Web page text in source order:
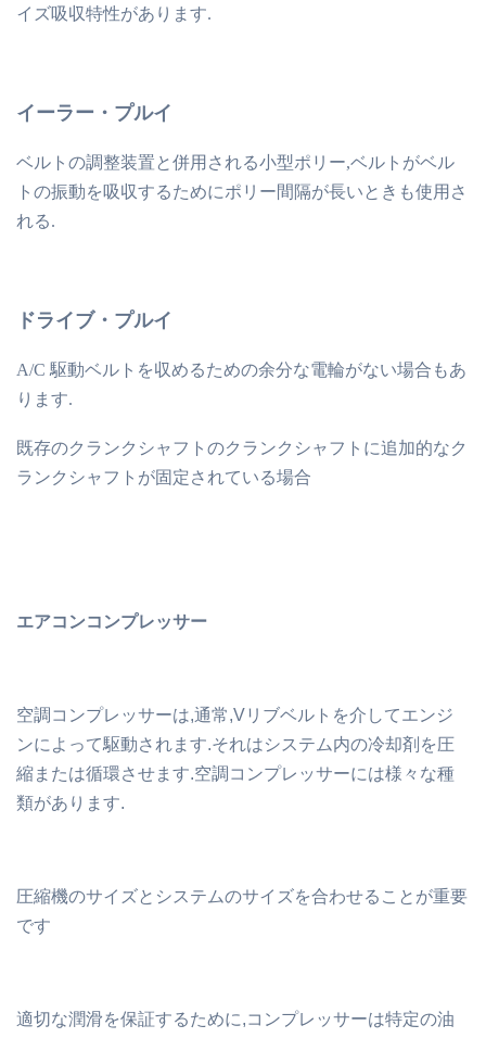
イズ吸収特性があります.
イーラー・プルイ
ベルトの調整装置と併用される小型ポリー,ベルトがベル
トの振動を吸収するためにポリー間隔が長いときも使用さ
れる.
ドライブ・プルイ
A/C 駆動ベルトを収めるための余分な電輪がない場合もあ
ります.
既存のクランクシャフトのクランクシャフトに追加的なク
ランクシャフトが固定されている場合
エアコンコンプレッサー
空調コンプレッサーは,通常,Vリブベルトを介してエンジ
ンによって駆動されます.それはシステム内の冷却剤を圧
縮または循環させます.空調コンプレッサーには様々な種
類があります.
圧縮機のサイズとシステムのサイズを合わせることが重要
です
適切な潤滑を保証するために,コンプレッサーは特定の油